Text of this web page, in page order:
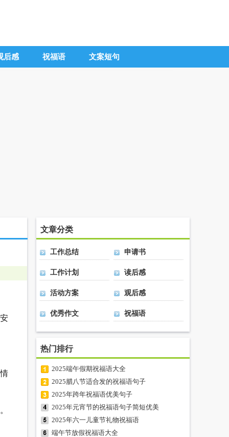
后感 祝福语 文案短句
文章分类
工作总结 申请书
工作计划 读后感
活动方案 观后感
优秀作文 祝福语
热门排行
2025端午假期祝福语大全
2025腊八节适合发的祝福语句子
2025年跨年祝福语优美句子
2025年元宵节的祝福语句子简短优美
2025年六一儿童节礼物祝福语
端午节放假祝福语大全